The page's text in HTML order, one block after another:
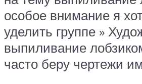
особое внимание я
уделить группе »
выпиливание
часто беру чертежи